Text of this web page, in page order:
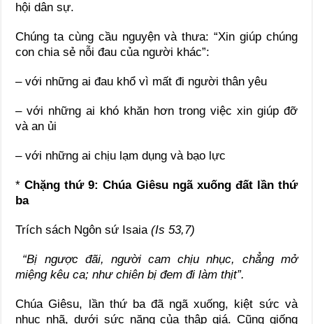
hội dân sự.
Chúng ta cùng cầu nguyện và thưa: “Xin giúp chúng
con chia sẻ nỗi đau của người khác”:
– với những ai đau khổ vì mất đi người thân yêu
– với những ai khó khăn hơn trong việc xin giúp đỡ
và an ủi
– với những ai chịu lạm dụng và bạo lực
*Chặng thứ 9: Chúa Giêsu ngã xuống đất lần thứ
ba
Trích sách Ngôn sứ Isaia(Is 53,7)
“Bị ngược đãi, người cam chịu nhục, chẳng mở
miệng kêu ca; như chiên bị đem đi làm thịt”.
Chúa Giêsu, lần thứ ba đã ngã xuống, kiệt sức và
nhục nhã, dưới sức nặng của thập giá. Cũng giống